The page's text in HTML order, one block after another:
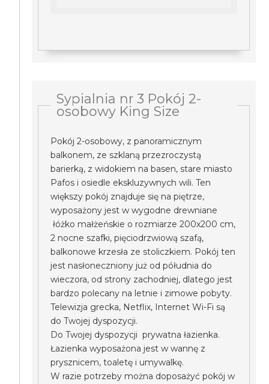
Sypialnia nr 3 Pokój 2-
osobowy King Size
Pokój 2-osobowy, z panoramicznym
balkonem, ze szklaną przezroczystą
barierką, z widokiem na basen, stare miasto
Pafos i osiedle ekskluzywnych wili. Ten
większy pokój znajduje się na piętrze,
wyposażony jest w wygodne drewniane
łóżko małżeńskie o rozmiarze 200x200 cm,
2 nocne szafki, pięciodrzwiową szafą,
balkonowe krzesła ze stoliczkiem. Pokój ten
jest nasłoneczniony już od półudnia do
wieczora, od strony zachodniej, dlatego jest
bardzo polecany na letnie i zimowe pobyty.
Telewizja grecka, Netflix, Internet Wi-Fi są
do Twojej dyspozycji.
Do Twojej dyspozycji prywatna łazienka.
Łazienka wyposażona jest w wannę z
prysznicem, toaletę i umywalkę.
W razie potrzeby można doposażyć pokój w